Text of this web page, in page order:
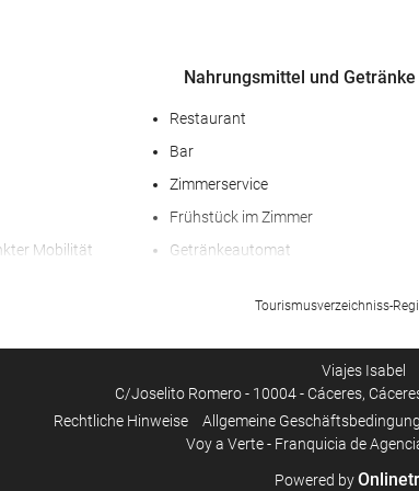
Mobilität
Nahrungsmittel und Getränke
Restaurant
Bar
Zimmerservice
Frühstück im Zimmer
Getränkeautomat
Internet
Tourismusverzeichniss-
Viajes Isabel
C/Joselito Romero - 10004 - Cáceres,
Rechtliche Hinweise Allgemeine
Voy a Verte - Franquicia de
Powered by